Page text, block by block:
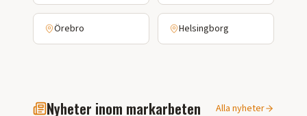
Örebro Helsingborg
Nyheter inom markarbeten Alla nyheter